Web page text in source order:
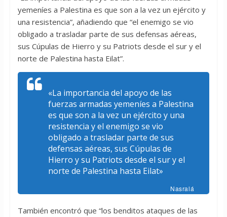
yemeníes a Palestina es que son a la vez un ejército y
una resistencia”, añadiendo que “el enemigo se vio
obligado a trasladar parte de sus defensas aéreas,
sus Cúpulas de Hierro y su Patriots desde el sur y el
norte de Palestina hasta Eilat”.
«La importancia del apoyo de las
fuerzas armadas yemeníes a Palestina
es que son a la vez un ejército y una
resistencia y el enemigo se vio
obligado a trasladar parte de sus
defensas aéreas, sus Cúpulas de
Hierro y su Patriots desde el sur y el
norte de Palestina hasta Eilat»
Nasralá
También encontró que “los benditos ataques de las